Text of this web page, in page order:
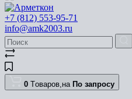
+7 (812) 553-95-71
info@amk2003.ru
0 Tоваров,на По запросу